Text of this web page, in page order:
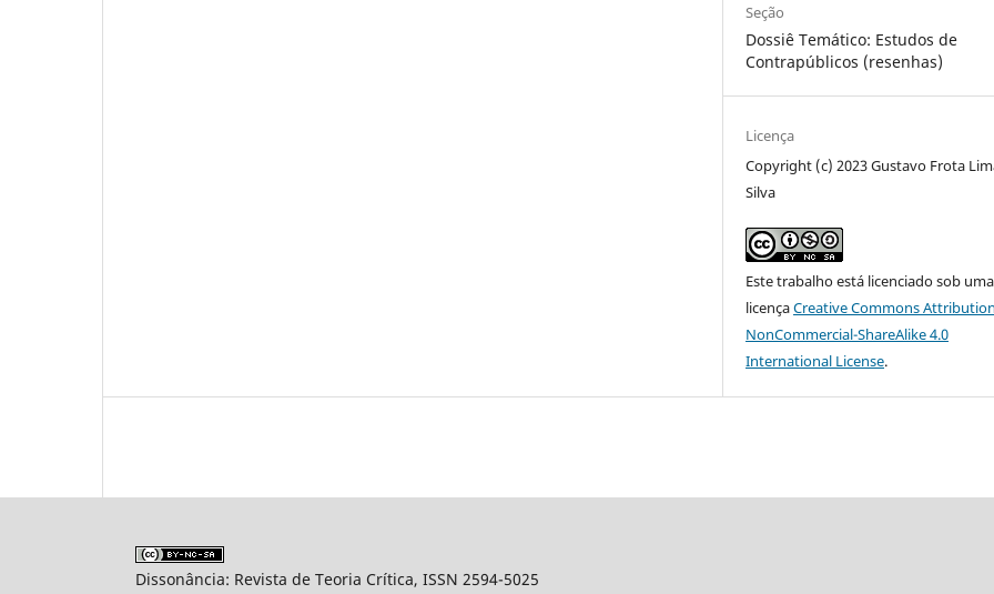
Seção
Dossiê Temático: Estudos de
Contrapúblicos (resenhas)
Licença
Copyright (c) 2023 Gustavo Frota
Silva
Este trabalho está licenciado sob uma
licençaCreative Commons
NonCommercial-ShareAlike 4.0
International License.
Dissonância: Revista de Teoria Crítica, ISSN 2594-5025